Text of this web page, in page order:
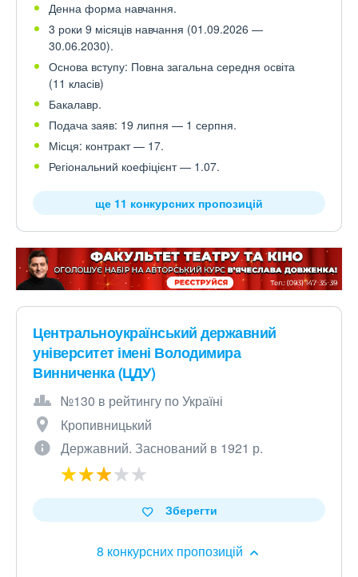
Денна форма навчання.
3 роки 9 місяців навчання (01.09.2026 —
30.06.2030).
Основа вступу: Повна загальна середня освіта
(11 класів)
Бакалавр.
Подача заяв: 19 липня — 1 серпня.
Місця: контракт — 17.
Регіональний коефіцієнт — 1.07.
ще 11 конкурсних пропозицій
Центральноукраїнський державний
університет імені Володимира
Винниченка (ЦДУ)
№130 в рейтингу по Україні
Кропивницький
Державний. Заснований в 1921 р.
8 конкурсних пропозицій
Зберегти